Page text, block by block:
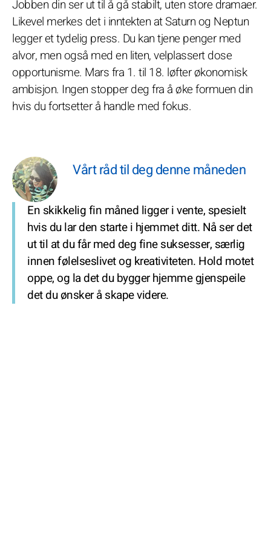
Jobben din ser ut til å gå stabilt, uten store dramaer.
Likevel merkes det i inntekten at Saturn og Neptun
legger et tydelig press. Du kan tjene penger med
alvor, men også med en liten, velplassert dose
opportunisme. Mars fra 1. til 18. løfter økonomisk
ambisjon. Ingen stopper deg fra å øke formuen din
hvis du fortsetter å handle med fokus.
Vårt råd til deg denne måneden
En skikkelig fin måned ligger i vente, spesielt
hvis du lar den starte i hjemmet ditt. Nå ser det
ut til at du får med deg fine suksesser, særlig
innen følelseslivet og kreativiteten. Hold motet
oppe, og la det du bygger hjemme gjenspeile
det du ønsker å skape videre.